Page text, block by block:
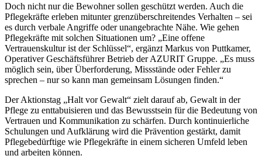
Doch nicht nur die Bewohner sollen geschützt werden. Auch die
Pflegekräfte erleben mitunter grenzüberschreitendes Verhalten – sei
es durch verbale Angriffe oder unangebrachte Nähe. Wie gehen
Pflegekräfte mit solchen Situationen um? „Eine offene
Vertrauenskultur ist der Schlüssel“, ergänzt Markus von Puttkamer,
Operativer Geschäftsführer Betrieb der AZURIT Gruppe. „Es muss
möglich sein, über Überforderung, Missstände oder Fehler zu
sprechen – nur so kann man gemeinsam Lösungen finden.“
Der Aktionstag „Halt vor Gewalt“ zielt darauf ab, Gewalt in der
Pflege zu enttabuisieren und das Bewusstsein für die Bedeutung von
Vertrauen und Kommunikation zu schärfen. Durch kontinuierliche
Schulungen und Aufklärung wird die Prävention gestärkt, damit
Pflegebedürftige wie Pflegekräfte in einem sicheren Umfeld leben
und arbeiten können.